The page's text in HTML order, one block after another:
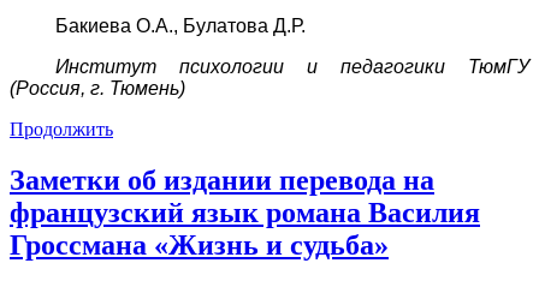
Бакиева О.А., Булатова Д.Р.
Институт психологии и педагогики ТюмГУ
(Россия, г. Тюмень)
Продолжить
Заметки об издании перевода на
французский язык романа Василия
Гроссмана «Жизнь и судьба»